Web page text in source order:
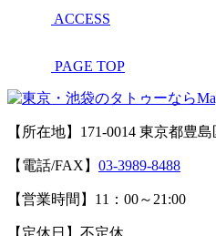
ACCESS
PAGE TOP
【所在地】171-0014 東京都豊
【電話/FAX】 03-3989-8488
【営業時間】11：00～21:00
【定休日】不定休